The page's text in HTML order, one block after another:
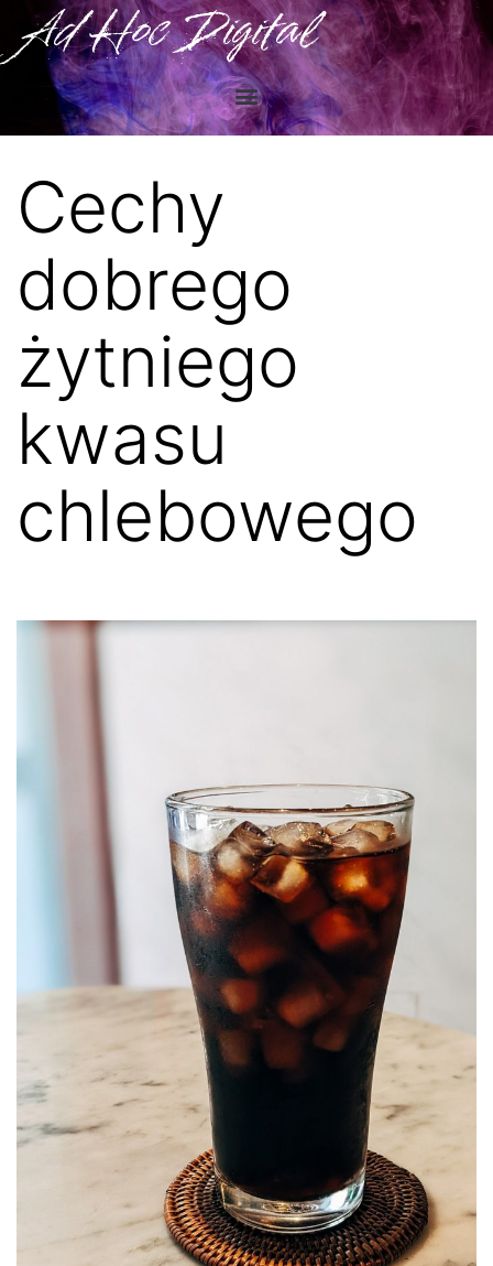
Ad Hoc Digital
Cechy
dobrego
żytniego
kwasu
chlebowego